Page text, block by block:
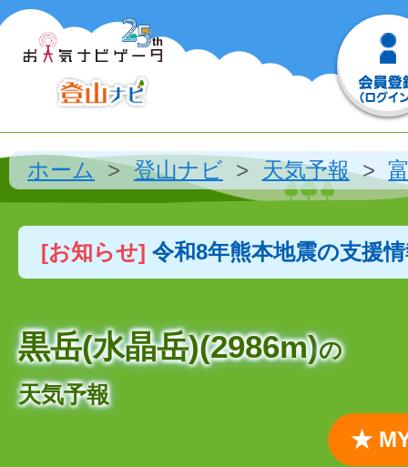
ホーム 登山ナビ 天気予報
[お知らせ] 令和8年熊本地震の支援
黒岳(水晶岳)(2986m)の
天気予報
★